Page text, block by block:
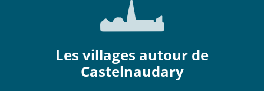
Les villages autour de
Castelnaudary